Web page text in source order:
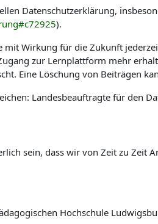
Datenschutzerklärung,
).
Wirkung für die Zukunft
zur Lernplattform mehr
Eine Löschung von Beiträgen
Landesbeauftragte für den
sein, dass wir von Zeit zu Zeit
Hochschule